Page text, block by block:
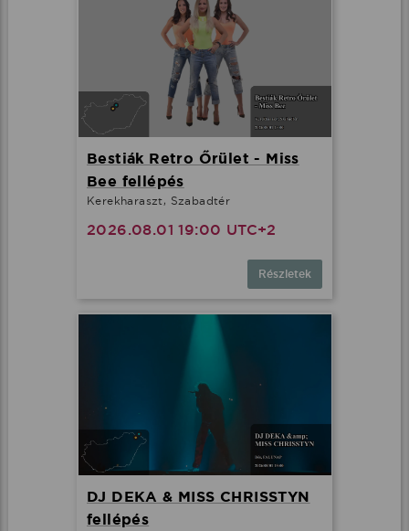
Bestiák Retro Őrület - Miss
Bee fellépés
Kerekharaszt, Szabadtér
2026.08.01 19:00 UTC+2
Részletek
DJ DEKA & MISS CHRISSTYN
fellépés